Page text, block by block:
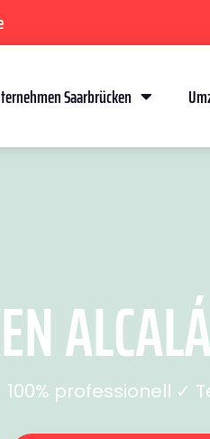
Saarbrücken
professionell ✓